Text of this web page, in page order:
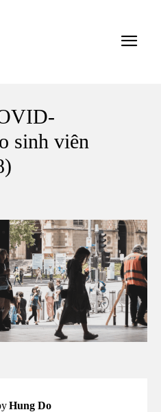
sinh viên
Hung Do